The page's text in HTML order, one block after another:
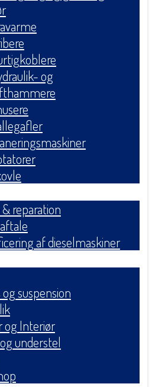
og
reparation
af dieselmaskiner
og suspension
og Interiør
understel